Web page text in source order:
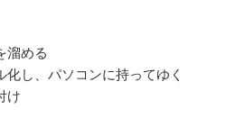
溜める
化し、パソコンに持ってゆく
け